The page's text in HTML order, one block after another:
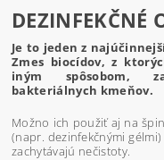
DEZINFEKČNÉ
Je to jeden z
Zmes biocídov, z
iným spôsobom,
bakteriálnych kmeňov.
Možno ich použiť aj na
(napr. dezinfekčnými
zachytávajú nečistoty.